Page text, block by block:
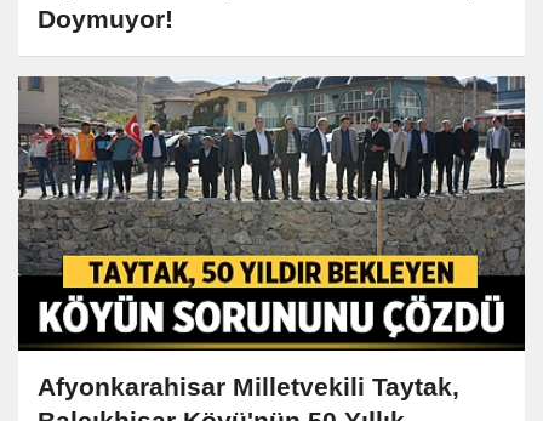
Doymuyor!
Afyonkarahisar Milletvekili Taytak,